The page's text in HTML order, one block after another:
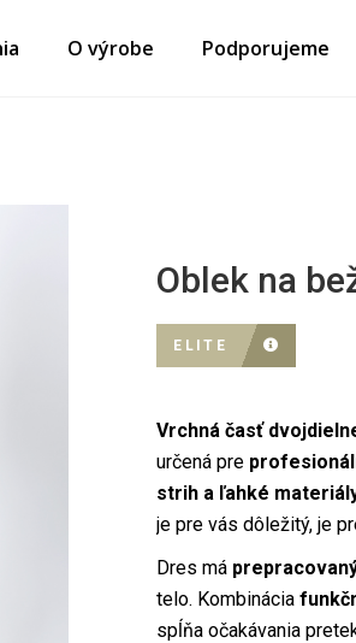
O výrobe Podporujeme
Oblek na
ELITE
Vrchná časť
určená pre
strih a ľahké
je pre vás dôležitý, je
Dres má
telo. Kombinácia
spĺňa očakávania